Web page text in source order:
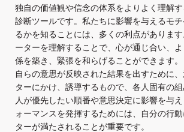
独自の価値観や信念の体系をよりよく理解
診断ツールです。私たちに影響を与えるモ
るかを知ることには、多くの利点がありま
ーターを理解することで、心が通じ合い、
係を築き、緊張を和らげることができます。
自らの意思が反映された結果を出すために
ターにかけ、誘導するもので、各人固有の
人が優先したい順番や意思決定に影響を与
ォーマンスを発揮するためには、自分の行
ターが満たされることが重要です。